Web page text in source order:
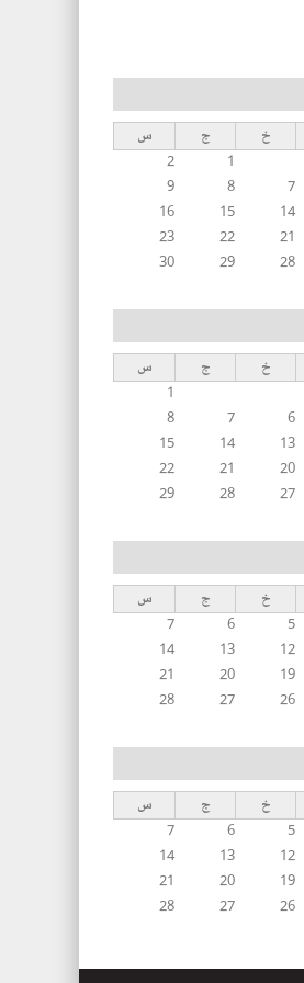
خ ج
س
1
2
7
8
9
14
15
16
21
22
23
28
29
30
خ ج
س
1
6
7
8
13
14
15
20
21
22
27
28
29
خ ج
س
5
6
7
12
13
14
19
20
21
26
27
28
خ ج
س
5
6
7
12
13
14
19
20
21
26
27
28